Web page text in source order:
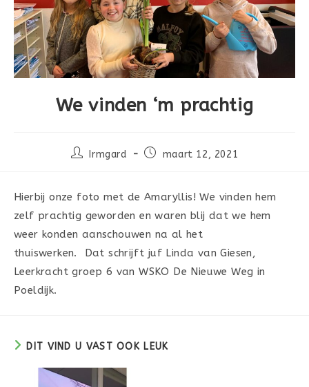
We vinden ‘m prachtig
BerichtIrmgard
Berichtmaart 12, 2021
Hierbij onze foto met de Amaryllis! We vinden hem
zelf prachtig geworden en waren blij dat we hem
weer konden aanschouwen na al het
thuiswerken. Dat schrijft juf Linda van Giesen,
Leerkracht groep 6 van WSKO De Nieuwe Weg in
Poeldijk.
DIT VIND U VAST OOK LEUK